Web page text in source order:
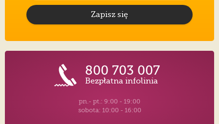
Zapisz się
800 703 007
Bezpłatna infolinia
pn.- pt.: 9:00 - 19:00
sobota: 10:00 - 16:00